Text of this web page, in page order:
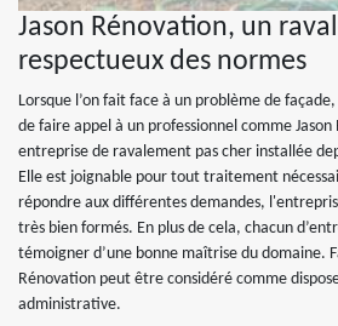
Jason Rénovation, un
respectueux des normes
Lorsque l’on fait face à un problème de
de faire appel à un professionnel comme
entreprise de ravalement pas cher installée
Elle est joignable pour tout traitement
répondre aux différentes demandes,
très bien formés. En plus de cela, chacun
témoigner d’une bonne maîtrise du domaine.
Rénovation peut être considéré comme
administrative.